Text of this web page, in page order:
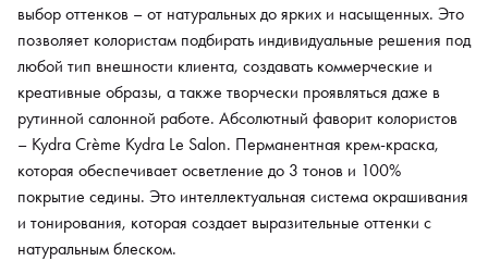
выбор оттенков – от натуральных до ярких и насыщенных. Это
позволяет колористам подбирать индивидуальные решения под
любой тип внешности клиента, создавать коммерческие и
креативные образы, а также творчески проявляться даже в
рутинной салонной работе. Абсолютный фаворит колористов
– Kydra Crème Kydra Le Salon. Перманентная крем-краска,
которая обеспечивает осветление до 3 тонов и 100%
покрытие седины. Это интеллектуальная система окрашивания
и тонирования, которая создает выразительные оттенки с
натуральным блеском.